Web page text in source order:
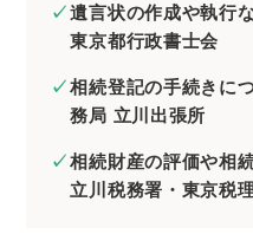
遺言状の作成や執行
東京都行政書士会
相続登記の手続きに
務局 立川出張所
相続財産の評価や相
立川税務署・東京税